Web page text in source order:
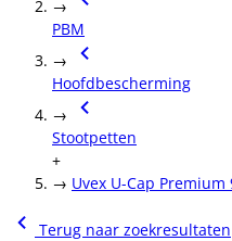
→
PBM
→
Hoofdbescherming
→
Stootpetten
+
→ Uvex U-Cap
Terug naar zoekresultaten